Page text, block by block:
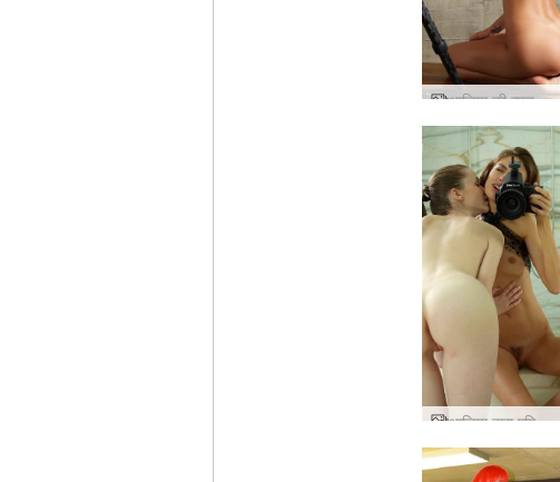
आलिया की न्यूड सेल्फी
आलिया द्वारा एमिली को सिड्यूस कर रही आलिया